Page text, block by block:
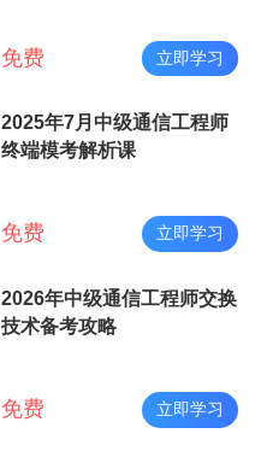
免费 立即学习
2025年7月中级通信工程师
终端模考解析课
免费 立即学习
2026年中级通信工程师交换
技术备考攻略
免费 立即学习